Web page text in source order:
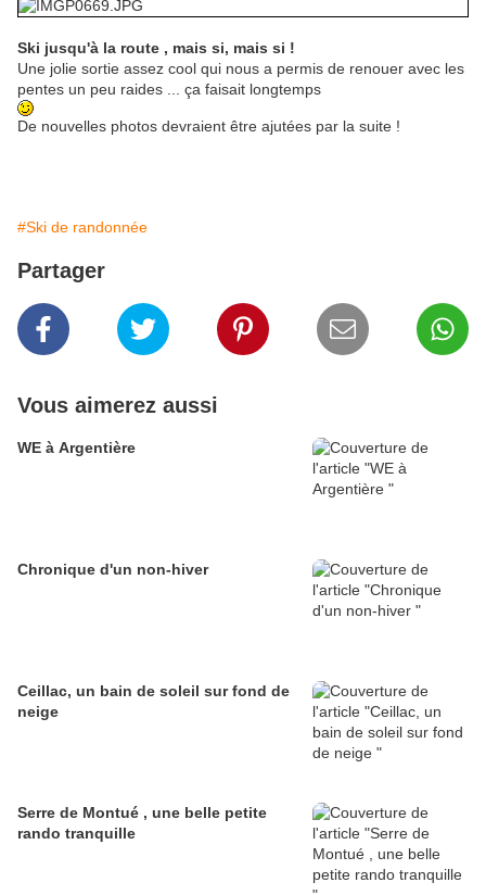
Ski jusqu'à la route , mais si, mais si !
Une jolie sortie assez cool qui nous a permis de renouer avec les
pentes un peu raides ... ça faisait longtemps
De nouvelles photos devraient être ajutées par la suite !
#Ski de randonnée
Partager
Vous aimerez aussi
WE à Argentière
Chronique d'un non-hiver
Ceillac, un bain de soleil sur fond de
neige
Serre de Montué , une belle petite
rando tranquille